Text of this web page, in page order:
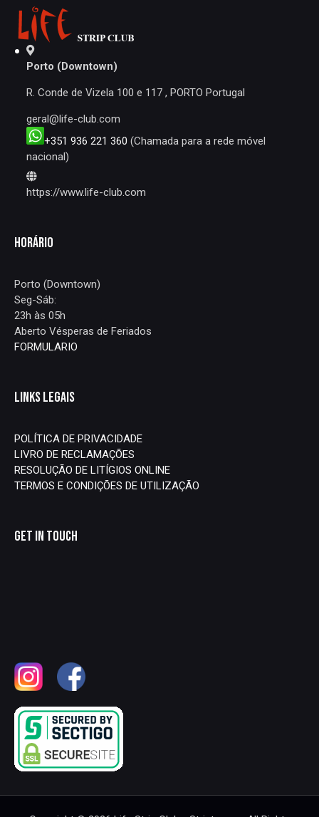
Porto (Downtown)
R. Conde de Vizela 100 e 117 , PORTO Portugal
geral@life-club.com
+351 936 221 360(Chamada para a rede móvel
nacional)
https://www.life-club.com
HORÁRIO
Porto (Downtown)
Seg-Sáb:
23h às 05h
Aberto Vésperas de Feriados
FORMULARIO
LINKS LEGAIS
POLÍTICA DE PRIVACIDADE
LIVRO DE RECLAMAÇÕES
RESOLUÇÃO DE LITÍGIOS ONLINE
TERMOS E CONDIÇÕES DE UTILIZAÇÃO
GET IN TOUCH